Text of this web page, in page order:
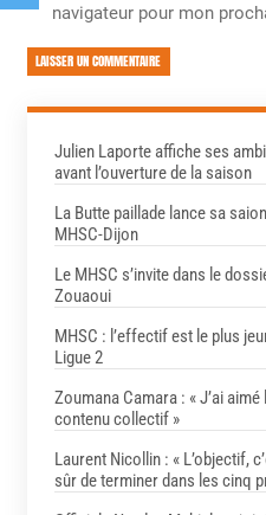
navigateur pour mon
LAISSER UN COMMENTAIRE
Julien Laporte affiche ses
avant l’ouverture de la saison
La Butte paillade lance sa
MHSC-Dijon
Le MHSC s’invite dans le
Zouaoui
MHSC : l’effectif est le plus
Ligue 2
Zoumana Camara : « J’ai aimé
contenu collectif »
Laurent Nicollin : « L’objectif,
sûr de terminer dans les cinq